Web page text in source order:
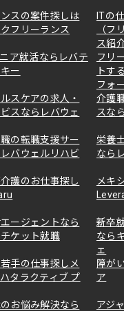
スの案件探しは
フリーランス
ITの
（フ
ス紹
ア就活ならレバテ
ー
フリ
トす
フォ
スケアの求人・
スならレバウェ
介護
スな
の転職支援サー
バウェルリハビ
栄養
なら
護のお仕事探し
メキ
ージェントなら
ケット就職
新卒
なら
ェ
手の仕事探しメ
タラクティブ プ
障が
ア
お悩み解決なら
アジ